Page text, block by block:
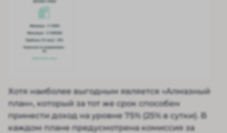
Хотя наиболее выгодным является «Алмазный
план», который за тот же срок способен
принести доход на уровне 75% (25% в сутки). В
каждом плане предусмотрена комиссия за